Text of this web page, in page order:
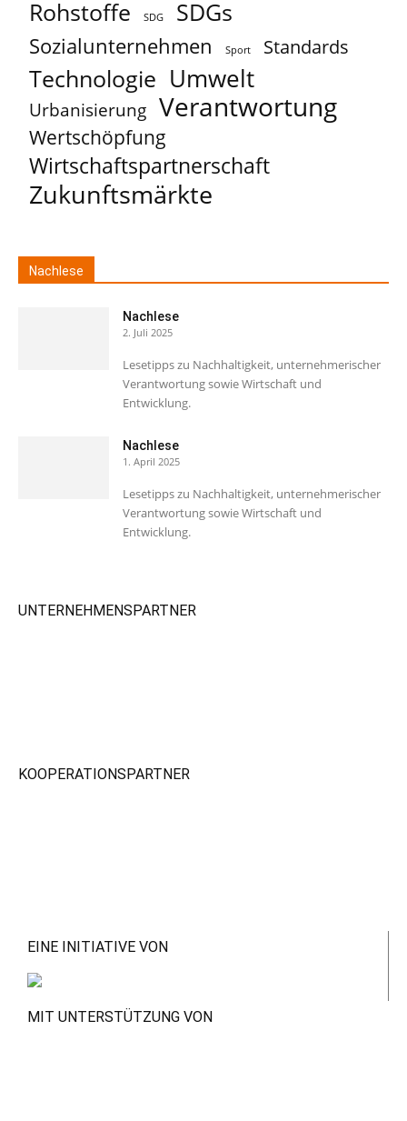
Rohstoffe SDG SDGs
Sozialunternehmen Sport Standards
Technologie Umwelt
Urbanisierung Verantwortung
Wertschöpfung
Wirtschaftspartnerschaft
Zukunftsmärkte
Nachlese
Nachlese
2. Juli 2025
Lesetipps zu Nachhaltigkeit, unternehmerischer
Verantwortung sowie Wirtschaft und
Entwicklung.
Nachlese
1. April 2025
Lesetipps zu Nachhaltigkeit, unternehmerischer
Verantwortung sowie Wirtschaft und
Entwicklung.
UNTERNEHMENSPARTNER
KOOPERATIONSPARTNER
EINE INITIATIVE VON
MIT UNTERSTÜTZUNG VON